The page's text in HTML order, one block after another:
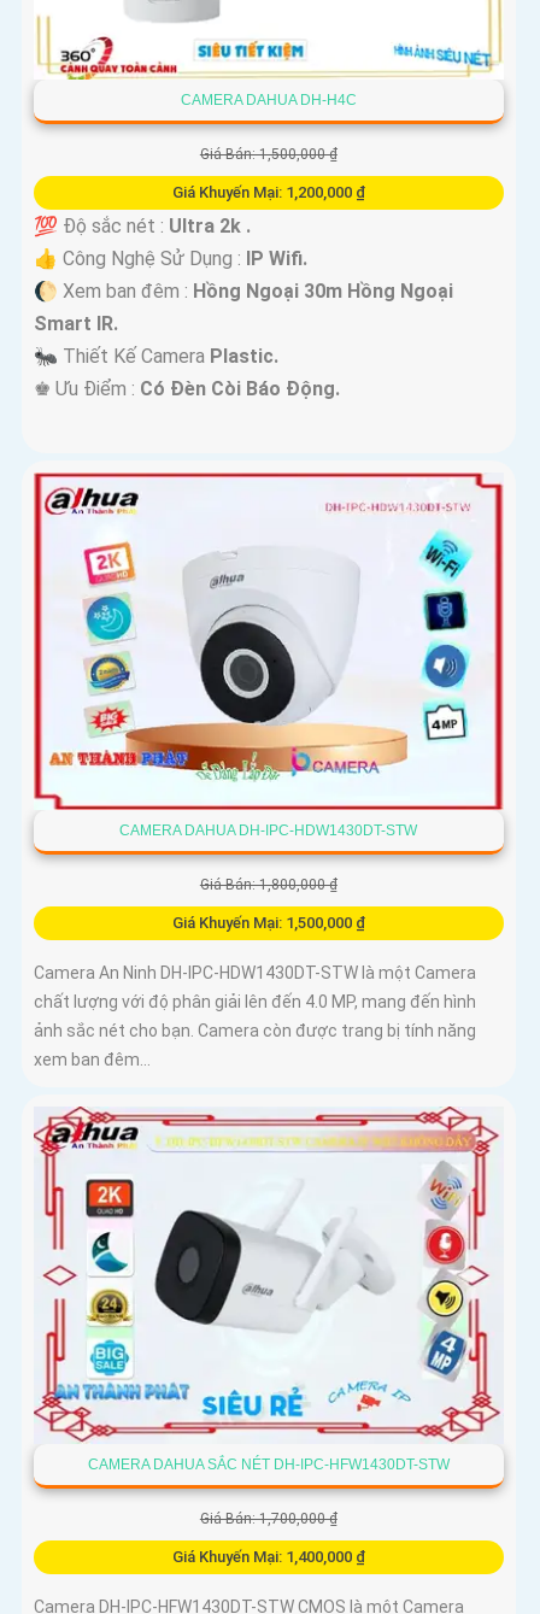
CAMERA DAHUA DH-H4C
Giá Bán: 1,500,000 ₫
Giá Khuyến Mại: 1,200,000 ₫
💯 Độ sắc nét : Ultra 2k .
👍 Công Nghệ Sử Dụng :
IP Wifi.
🌔 Xem ban đêm : Hồng Ngoại 30m Hồng Ngoại
Smart IR.
🐜 Thiết Kế Camera Plastic.
️♚ Ưu Điểm : Có Đèn Còi Báo Động.
CAMERA DAHUA DH-IPC-HDW1430DT-STW
Giá Bán: 1,800,000 ₫
Giá Khuyến Mại: 1,500,000 ₫
Camera An Ninh DH-IPC-HDW1430DT-STW là một Camera
chất lượng với độ phân giải lên đến 4.0 MP, mang đến hình
ảnh sắc nét cho bạn. Camera còn được trang bị tính năng
xem ban đêm...
CAMERA DAHUA SẮC NÉT DH-IPC-HFW1430DT-STW
Giá Bán: 1,700,000 ₫
Giá Khuyến Mại: 1,400,000 ₫
Camera DH-IPC-HFW1430DT-STW CMOS là một Camera